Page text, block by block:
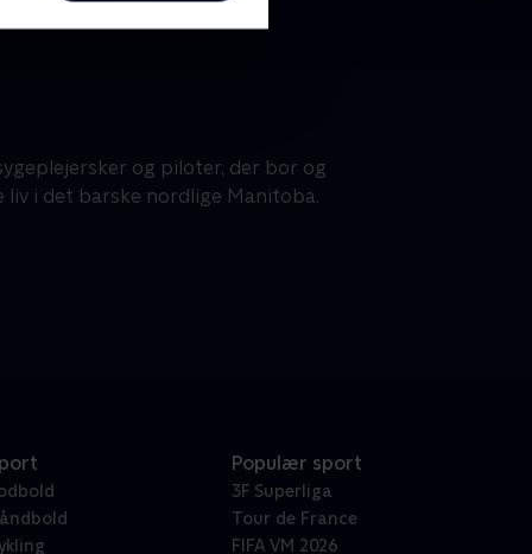
og piloter, der bor og
i det barske nordlige Manitoba.
Populær sport
3F Superliga
Tour de France
FIFA VM 2026